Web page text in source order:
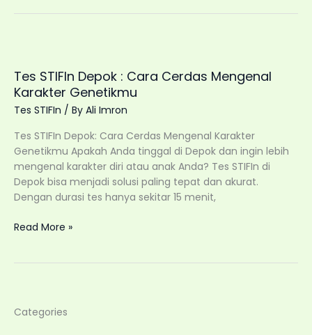
Terdekat
di
sekitar
UI?
Ini
Jawabannya!
Tes STIFIn Depok : Cara Cerdas Mengenal
Karakter Genetikmu
Tes STIFIn / By Ali Imron
Tes STIFIn Depok: Cara Cerdas Mengenal Karakter
Genetikmu Apakah Anda tinggal di Depok dan ingin lebih
mengenal karakter diri atau anak Anda? Tes STIFIn di
Depok bisa menjadi solusi paling tepat dan akurat.
Dengan durasi tes hanya sekitar 15 menit,
Tes
Mengenal
Read More »
Categories